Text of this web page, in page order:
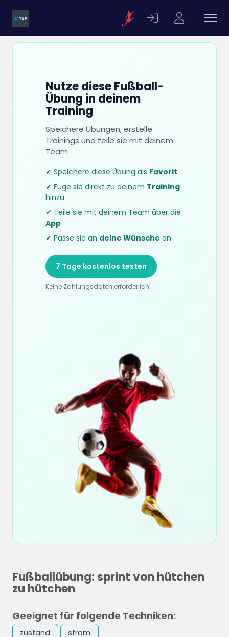
Nutze diese Fußball-
Übung in deinem
Training
Speichere Übungen, erstelle
Trainings und teile sie mit deinem
Team
✔ Speichere diese Übung als Favorit
✔ Füge sie direkt zu deinem Training
hinzu
✔ Teile sie mit deinem Team über die
App
✔ Passe sie an deine Wünsche an
7 Tage kostenlos testen
Keine Zahlungsdaten erforderlich
Fußballübung: sprint von hütchen
zu hütchen
Geeignet für folgende Techniken:
zustand strom